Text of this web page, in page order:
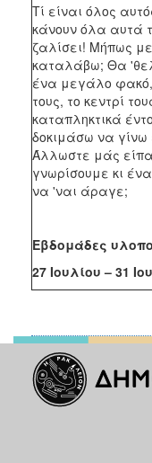
Τί είναι όλος
κάνουν όλα αυτά
ζαλίσει! Μήπως
καταλάβω; Θα
ένα μεγάλο
τους, το κεντρί
καταπληκτικά
δοκιμάσω να γίνω
Άλλωστε μάς
γνωρίσουμε κι
να 'ναι άραγε;
Εβδομάδες
27 Ιουλίου – 31